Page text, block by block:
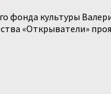
фонда культуры
«Открыватели»